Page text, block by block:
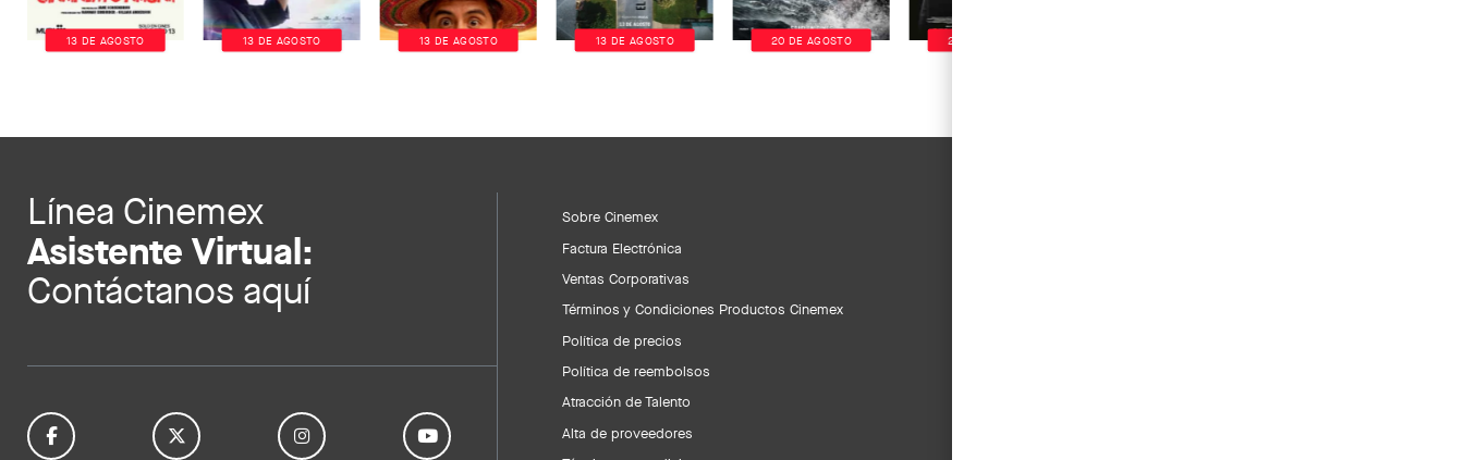
13 DE AGOSTO 13 DE AGOSTO 13 DE AGOSTO 13 DE AGOSTO 20 DE AGOSTO 20 DE AGOSTO
Línea Cinemex
Asistente Virtual:
Contáctanos aquí
Sobre Cinemex
Factura Electrónica
Ventas Corporativas
Términos y Condiciones Productos Cinemex
Política de precios
Política de reembolsos
Atracción de Talento
Alta de proveedores